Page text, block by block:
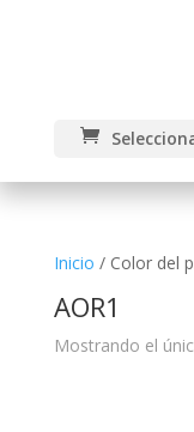
Inicio / Color del
AOR1
Mostrando el